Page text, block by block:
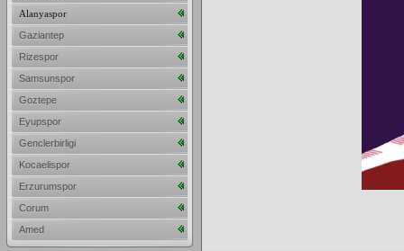
Alanyaspor
Gaziantep
Rizespor
Samsunspor
Goztepe
Eyupspor
Genclerbirligi
Kocaelispor
Erzurumspor
Corum
Amed